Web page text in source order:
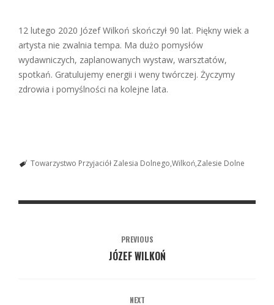
12 lutego 2020 Józef Wilkoń skończył 90 lat. Piękny wiek a
artysta nie zwalnia tempa. Ma dużo pomysłów
wydawniczych, zaplanowanych wystaw, warsztatów,
spotkań. Gratulujemy energii i weny twórczej. Życzymy
zdrowia i pomyślności na kolejne lata.
Towarzystwo Przyjaciół Zalesia Dolnego Wilkoń Zalesie Dolne
PREVIOUS
JÓZEF WILKOŃ
NEXT